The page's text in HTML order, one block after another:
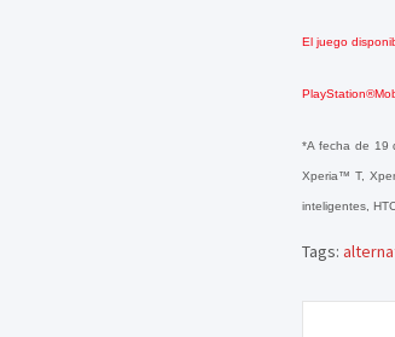
El juego
*A fecha de 19
Xperia™ T,
inteligentes,
Tags: